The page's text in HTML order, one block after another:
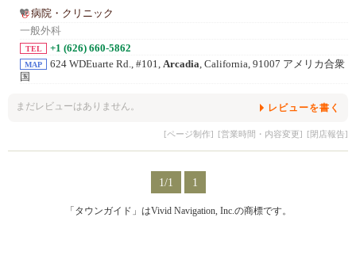
病院・クリニック
一般外科
TEL +1 (626) 660-5862
MAP 624 WDEuarte Rd., #101, Arcadia , California, 91007 アメリカ合衆
国
まだレビューはありません。 レビューを書く
[ページ制作] [営業時間・内容変更] [閉店報告]
1/1 1
「タウンガイド」はVivid Navigation, Inc.の商標です。